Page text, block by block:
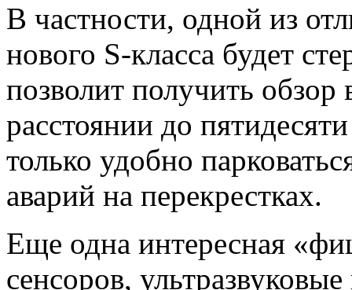
В частности, одной из
нового S-класса будет
позволит получить обзор
расстоянии до
только удобно
аварий на перекрестках.
Еще одна интересная
сенсоров,